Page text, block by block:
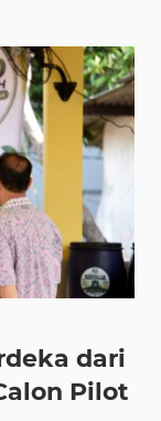
dari
Pilot